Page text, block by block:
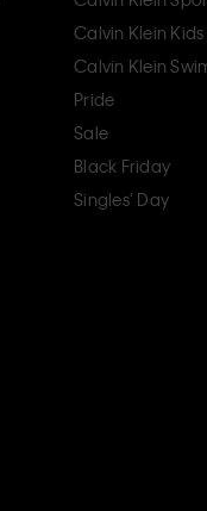
Calvin Klein Kids
Calvin Klein
Pride
Sale
Black Friday
Singles' Day